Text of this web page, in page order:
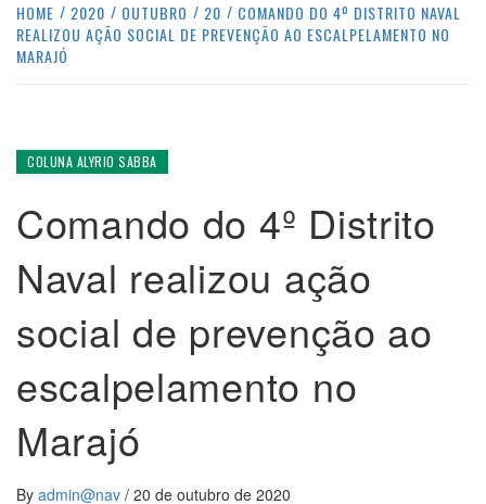
HOME 2020 OUTUBRO 20
COMANDO DO 4º DISTRITO NAVAL
REALIZOU AÇÃO SOCIAL DE PREVENÇÃO AO ESCALPELAMENTO NO
MARAJÓ
COLUNA ALYRIO SABBA
Comando do 4º Distrito
Naval realizou ação
social de prevenção ao
escalpelamento no
Marajó
By admin@nav / 20 de outubro de 2020